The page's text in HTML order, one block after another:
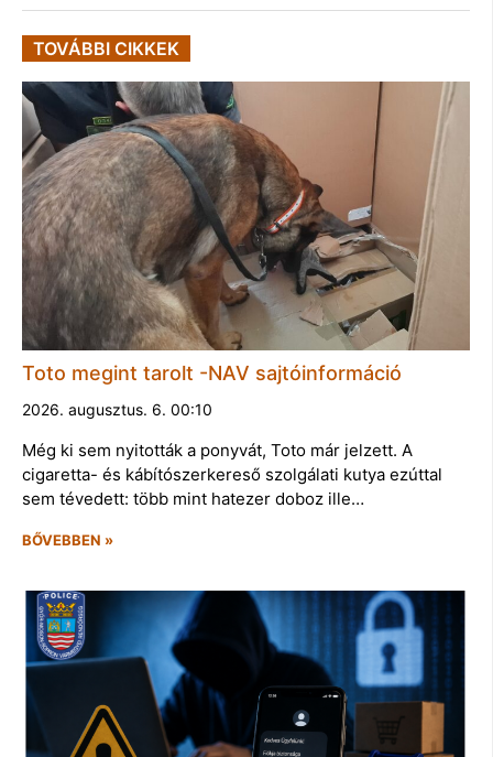
TOVÁBBI CIKKEK
Toto megint tarolt -NAV sajtóinformáció
2026. augusztus. 6. 00:10
Még ki sem nyitották a ponyvát, Toto már jelzett. A
cigaretta- és kábítószerkereső szolgálati kutya ezúttal
sem tévedett: több mint hatezer doboz ille…
BŐVEBBEN »